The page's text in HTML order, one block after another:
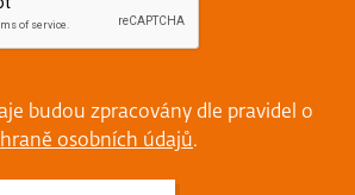
budou zpracovány dle pravidel o
osobních údajů.